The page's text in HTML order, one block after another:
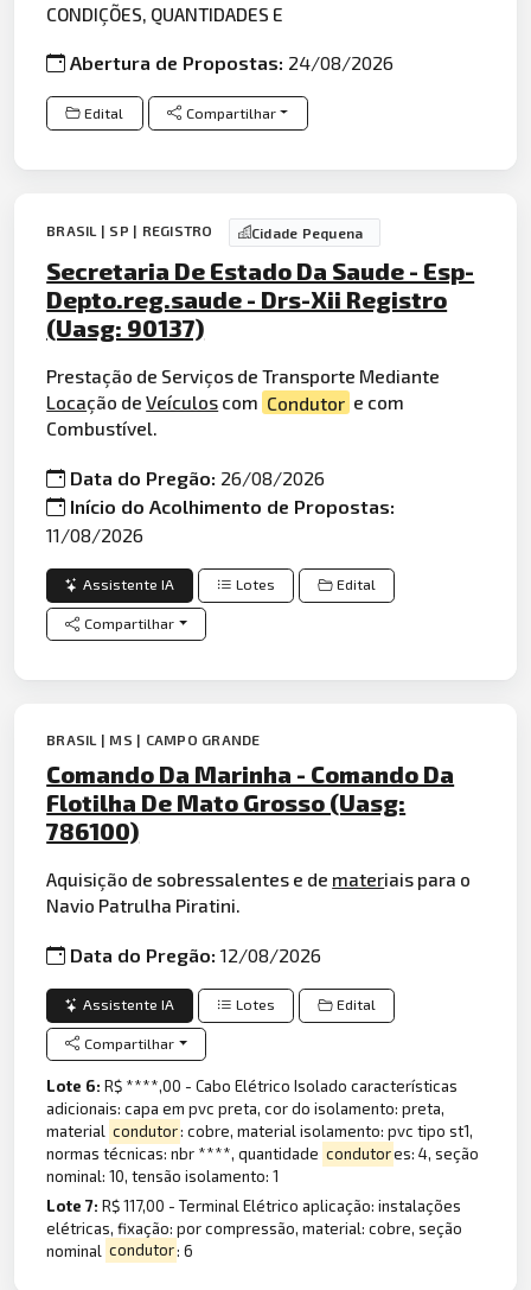
CONDIÇÕES, QUANTIDADES E
Abertura de Propostas: 24/08/2026
Edital Compartilhar
BRASIL | SP | REGISTRO Cidade Pequena
Secretaria De Estado Da Saude - Esp-
Depto.reg.saude - Drs-Xii Registro
(Uasg: 90137)
Prestação de Serviços de Transporte Mediante
Locação deVeículos com Condutor e com
Combustível.
Data do Pregão: 26/08/2026
Início do Acolhimento de Propostas:
11/08/2026
Assistente IA Lotes Edital
Compartilhar
BRASIL | MS | CAMPO GRANDE
Comando Da Marinha - Comando Da
Flotilha De Mato Grosso (Uasg:
786100)
Aquisição de sobressalentes e de materiais para o
Navio Patrulha Piratini.
Data do Pregão:12/08/2026
Assistente IA Lotes Edital
Compartilhar
Lote 6:R$ ****,00 - Cabo Elétrico Isolado características
adicionais: capa em pvc preta, cor do isolamento: preta,
material condutor: cobre, material isolamento: pvc tipo st1,
normas técnicas: nbr ****, quantidade condutores: 4, seção
nominal: 10, tensão isolamento: 1
Lote 7:R$ 117,00 - Terminal Elétrico aplicação: instalações
elétricas, fixação: por compressão, material: cobre, seção
nominal condutor: 6